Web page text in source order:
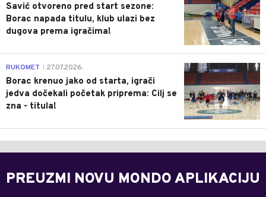
Savić otvoreno pred start sezone:
Borac napada titulu, klub ulazi bez
dugova prema igračima!
0
RUKOMET 27.07.2026.
Borac krenuo jako od starta, igrači
jedva dočekali početak priprema: Cilj se
zna - titula!
PREUZMI NOVU MONDO APLIKACIJU